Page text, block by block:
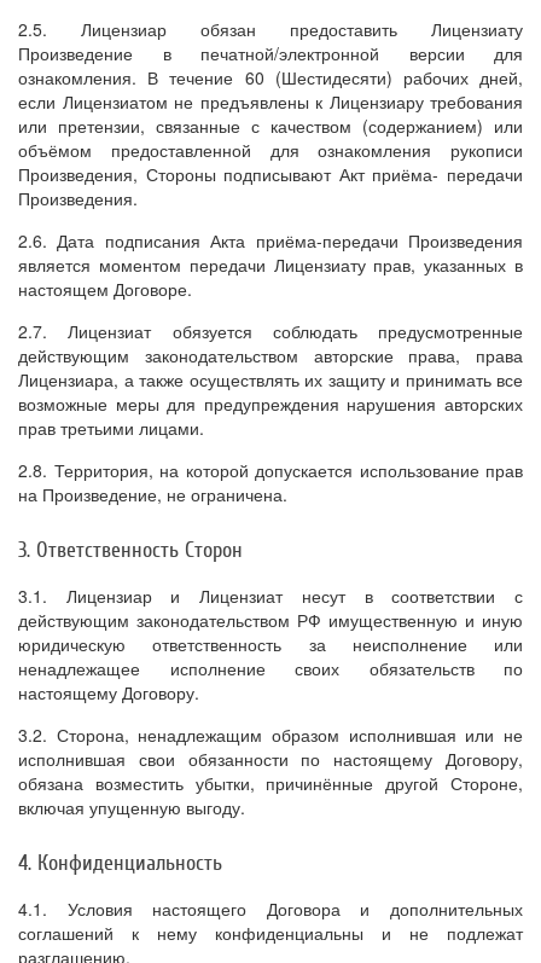
2.5. Лицензиар обязан предоставить Лицензиату
Произведение в печатной/электронной версии для
ознакомления. В течение 60 (Шестидесяти) рабочих дней,
если Лицензиатом не предъявлены к Лицензиару требования
или претензии, связанные с качеством (содержанием) или
объёмом предоставленной для ознакомления рукописи
Произведения, Стороны подписывают Акт приёма- передачи
Произведения.
2.6. Дата подписания Акта приёма-передачи Произведения
является моментом передачи Лицензиату прав, указанных в
настоящем Договоре.
2.7. Лицензиат обязуется соблюдать предусмотренные
действующим законодательством авторские права, права
Лицензиара, а также осуществлять их защиту и принимать все
возможные меры для предупреждения нарушения авторских
прав третьими лицами.
2.8. Территория, на которой допускается использование прав
на Произведение, не ограничена.
3. Ответственность Сторон
3.1. Лицензиар и Лицензиат несут в соответствии с
действующим законодательством РФ имущественную и иную
юридическую ответственность за неисполнение или
ненадлежащее исполнение своих обязательств по
настоящему Договору.
3.2. Сторона, ненадлежащим образом исполнившая или не
исполнившая свои обязанности по настоящему Договору,
обязана возместить убытки, причинённые другой Стороне,
включая упущенную выгоду.
4. Конфиденциальность
4.1. Условия настоящего Договора и дополнительных
соглашений к нему конфиденциальны и не подлежат
разглашению.